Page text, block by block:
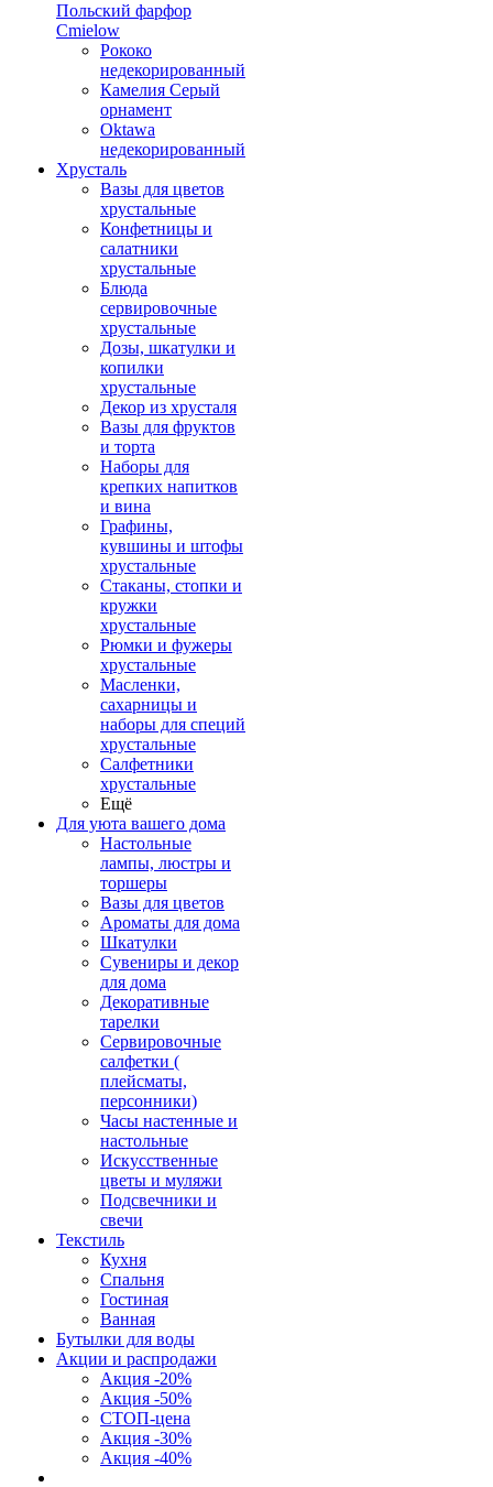
Польский фарфор
Сmielow
Рококо
недекорированный
Камелия Серый
орнамент
Oktawa
недекорированный
Хрусталь
Вазы для цветов
хрустальные
Конфетницы и
салатники
хрустальные
Блюда
сервировочные
хрустальные
Дозы, шкатулки и
копилки
хрустальные
Декор из хрусталя
Вазы для фруктов
и торта
Наборы для
крепких напитков
и вина
Графины,
кувшины и штофы
хрустальные
Стаканы, стопки и
кружки
хрустальные
Рюмки и фужеры
хрустальные
Масленки,
сахарницы и
наборы для специй
хрустальные
Салфетники
хрустальные
Ещё
Для уюта вашего дома
Настольные
лампы, люстры и
торшеры
Вазы для цветов
Ароматы для дома
Шкатулки
Сувениры и декор
для дома
Декоративные
тарелки
Сервировочные
салфетки (
плейсматы,
персонники)
Часы настенные и
настольные
Искусственные
цветы и муляжи
Подсвечники и
свечи
Текстиль
Кухня
Спальня
Гостиная
Ванная
Бутылки для воды
Акции и распродажи
Акция -20%
Акция -50%
СТОП-цена
Акция -30%
Акция -40%